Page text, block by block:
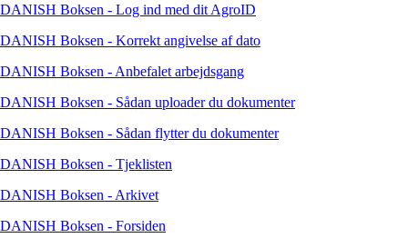
DANISH Boksen - Log ind med dit AgroID
DANISH Boksen - Korrekt angivelse af dato
DANISH Boksen - Anbefalet arbejdsgang
DANISH Boksen - Sådan uploader du dokumenter
DANISH Boksen - Sådan flytter du dokumenter
DANISH Boksen - Tjeklisten
DANISH Boksen - Arkivet
DANISH Boksen - Forsiden